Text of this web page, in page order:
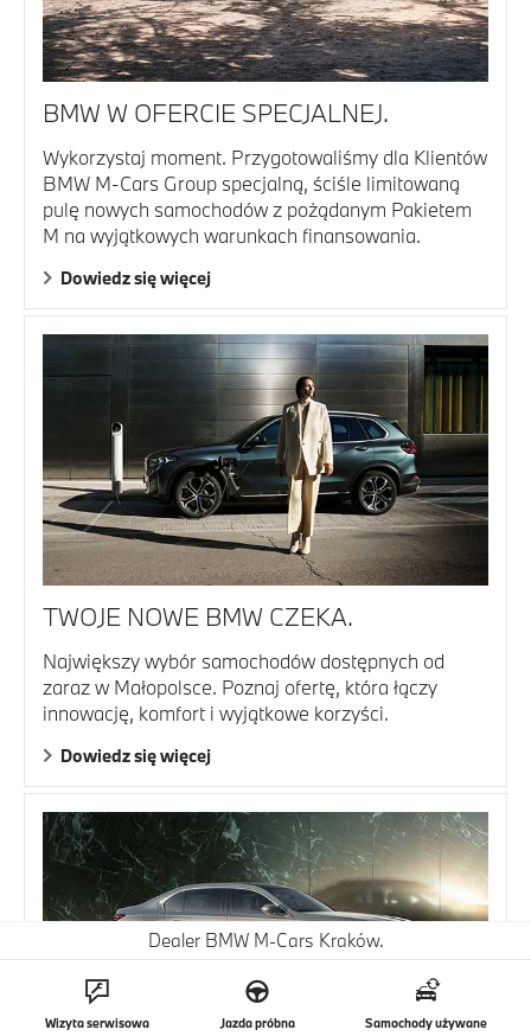
BMW W OFERCIE SPECJALNEJ.
Wykorzystaj moment. Przygotowaliśmy dla Klientów
BMW M-Cars Group specjalną, ściśle limitowaną
pulę nowych samochodów z pożądanym Pakietem
M na wyjątkowych warunkach finansowania.
Dowiedz się więcej
TWOJE NOWE BMW CZEKA.
Największy wybór samochodów dostępnych od
zaraz w Małopolsce. Poznaj ofertę, która łączy
innowację, komfort i wyjątkowe korzyści.
Dowiedz się więcej
Dealer BMW M-Cars Kraków.
Wizyta serwisowa Jazda próbna Samochody używane